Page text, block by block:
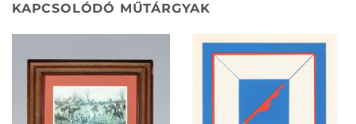
KAPCSOLÓDÓ MŰTÁRGYAK